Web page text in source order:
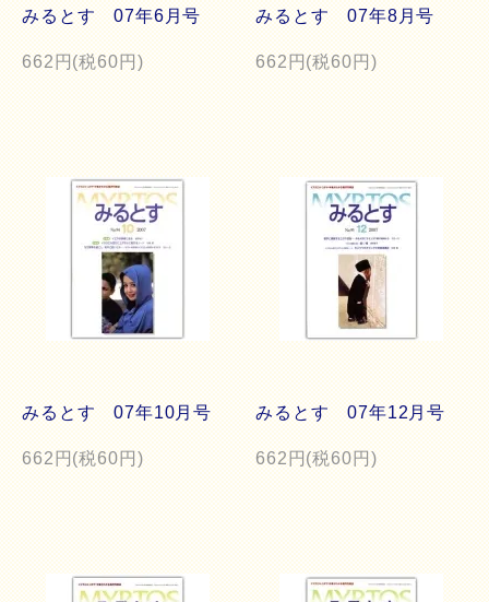
みるとす 07年6月号
662円(税60円)
みるとす 07年8月号
662円(税60円)
みるとす 07年10月号
662円(税60円)
みるとす 07年12月号
662円(税60円)